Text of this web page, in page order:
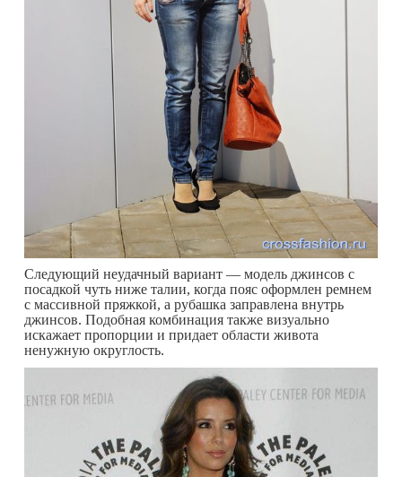
Следующий неудачный вариант — модель джинсов с
посадкой чуть ниже талии, когда пояс оформлен ремнем
с массивной пряжкой, а рубашка заправлена внутрь
джинсов. Подобная комбинация также визуально
искажает пропорции и придает области живота
ненужную округлость.